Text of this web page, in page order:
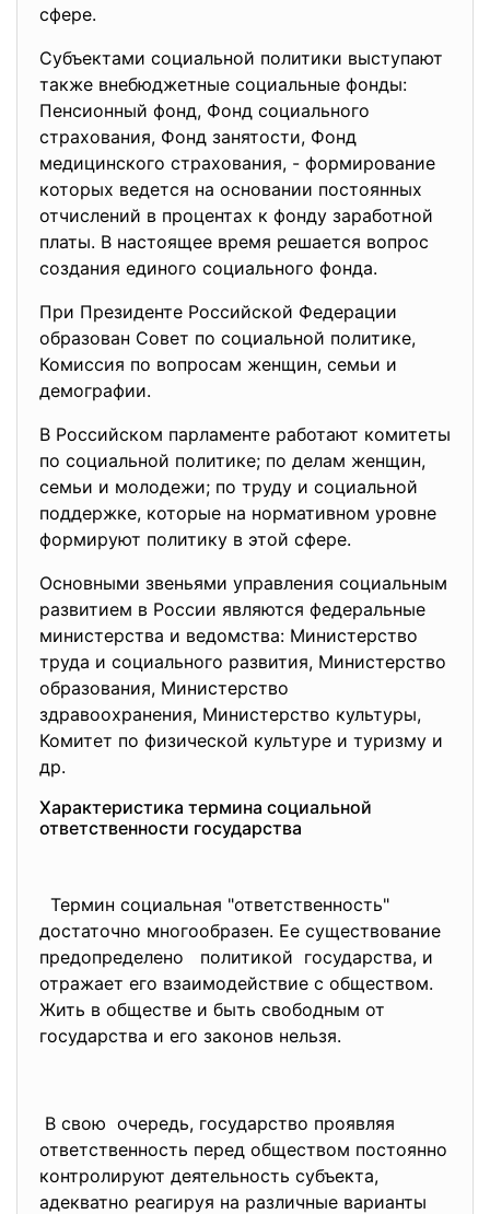
сфере.
Субъектами социальной политики выступают
также внебюджетные социальные фонды:
Пенсионный фонд, Фонд социального
страхования, Фонд занятости, Фонд
медицинского страхования, - формирование
которых ведется на основании постоянных
отчислений в процентах к фонду заработной
платы. В настоящее время решается вопрос
создания единого социального фонда.
При Президенте Российской Федерации
образован Совет по социальной политике,
Комиссия по вопросам женщин, семьи и
демографии.
В Российском парламенте работают комитеты
по социальной политике; по делам женщин,
семьи и молодежи; по труду и социальной
поддержке, которые на нормативном уровне
формируют политику в этой сфере.
Основными звеньями управления социальным
развитием в России являются федеральные
министерства и ведомства: Министерство
труда и социального развития, Министерство
образования, Министерство
здравоохранения, Министерство культуры,
Комитет по физической культуре и туризму и
др.
Характеристика термина социальной
ответственности государства
Термин социальная "ответственность"
достаточно многообразен. Ее существование
предопределено политикой государства, и
отражает его взаимодействие с обществом.
Жить в обществе и быть свободным от
государства и его законов нельзя.
В свою очередь, государство проявляя
ответственность перед обществом постоянно
контролируют деятельность субъекта,
адекватно реагируя на различные варианты